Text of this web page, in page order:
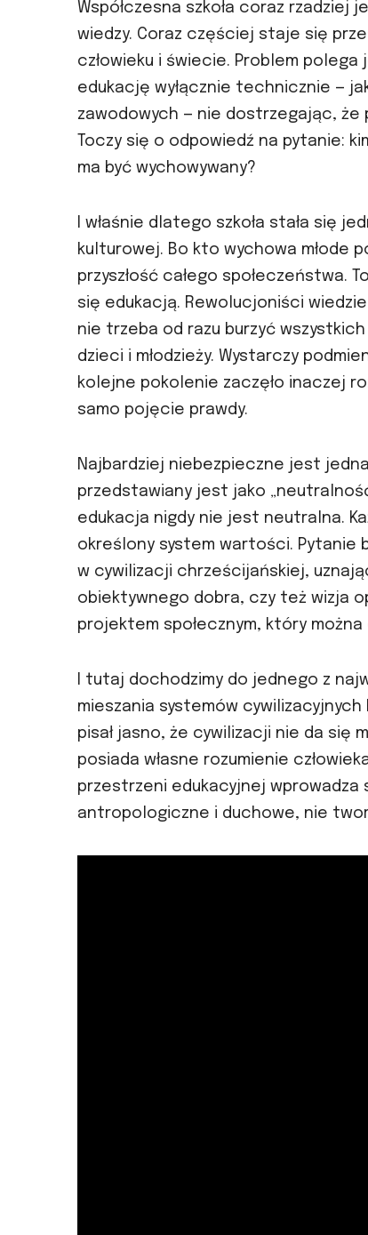
Współczesna szkoła coraz rzadziej
wiedzy. Coraz częściej staje się
człowieku i świecie. Problem
edukację wyłącznie technicznie —
zawodowych — nie dostrzegając, że
Toczy się o odpowiedź na pytanie:
ma być wychowywany?
I właśnie dlatego szkoła stała się
kulturowej. Bo kto wychowa młode
przyszłość całego społeczeństwa.
się edukacją. Rewolucjoniści
nie trzeba od razu burzyć
dzieci i młodzieży. Wystarczy
kolejne pokolenie zaczęło inaczej
samo pojęcie prawdy.
Najbardziej niebezpieczne jest
przedstawiany jest jako
edukacja nigdy nie jest neutralna.
określony system wartości. Pytanie
w cywilizacji chrześcijańskiej,
obiektywnego dobra, czy też wizja
projektem społecznym, który
I tutaj dochodzimy do jednego z
mieszania systemów
pisał jasno, że cywilizacji nie da się
posiada własne rozumienie
przestrzeni edukacyjnej wprowadza
antropologiczne i duchowe, nie